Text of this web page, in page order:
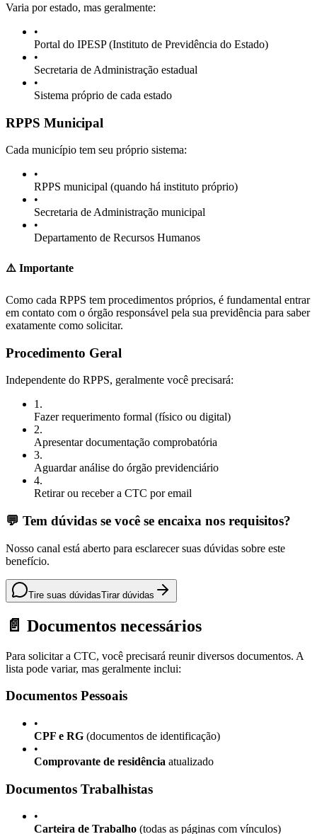
Varia por estado, mas geralmente:
•
Portal do IPESP (Instituto de Previdência do Estado)
•
Secretaria de Administração estadual
•
Sistema próprio de cada estado
RPPS Municipal
Cada município tem seu próprio sistema:
•
RPPS municipal (quando há instituto próprio)
•
Secretaria de Administração municipal
•
Departamento de Recursos Humanos
⚠️ Importante
Como cada RPPS tem procedimentos próprios, é fundamental entrar
em contato com o órgão responsável pela sua previdência para saber
exatamente como solicitar.
Procedimento Geral
Independente do RPPS, geralmente você precisará:
1 .
Fazer requerimento formal (físico ou digital)
2.
Apresentar documentação comprobatória
3.
Aguardar análise do órgão previdenciário
4.
Retirar ou receber a CTC por email
💬 Tem dúvidas se você se encaixa nos requisitos?
Nosso canal está aberto para esclarecer suas dúvidas sobre este
benefício.
Tire suas dúvidasTirar dúvidas
📄 Documentos necessários
Para solicitar a CTC, você precisará reunir diversos documentos. A
lista pode variar, mas geralmente inclui:
Documentos Pessoais
•
CPF e RG (documentos de identificação)
•
Comprovante de residência atualizado
Documentos Trabalhistas
•
Carteira de Trabalho (todas as páginas com vínculos)